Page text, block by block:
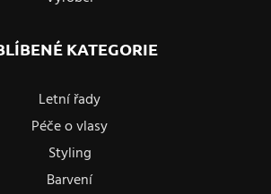
KATEGORIE
Letní řady
Péče o vlasy
Styling
Barvení